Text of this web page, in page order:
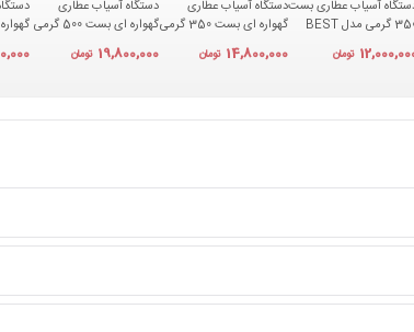
آسیاب عطاری بست
350 گرمی مدل BEST
تومان
دستگاه آسیاب عطاری
گهواره ای بست 350 گرمی
14,800,000 تومان
دستگاه آسیاب عطاری
گهواره ای بست 500 گرمی
19,800,000 تومان